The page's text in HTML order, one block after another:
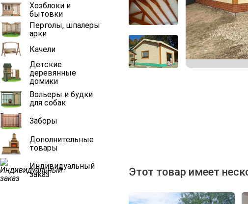
Хозблоки и
бытовки
Перголы, шпалеры
арки
Качели
Детские
деревянные
домики
Вольеры и будки
для собак
Заборы
Дополнительные
товары
Индивидуальный
заказ
Этот товар имеет